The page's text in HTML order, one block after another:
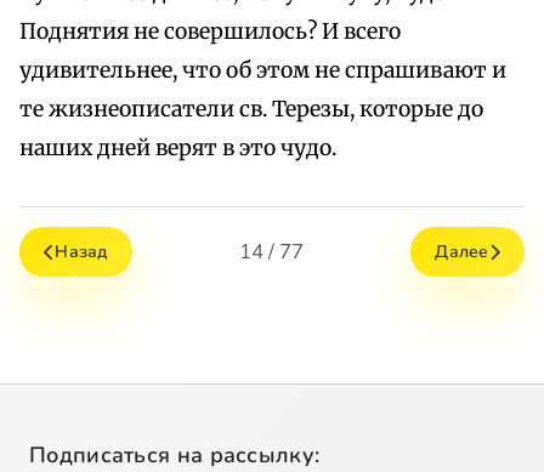
Поднятия не совершилось? И всего
удивительнее, что об этом не спрашивают и
те жизнеописатели св. Терезы, которые до
наших дней верят в это чудо.
Назад 14 / 77 Далее
Подписаться на рассылку: